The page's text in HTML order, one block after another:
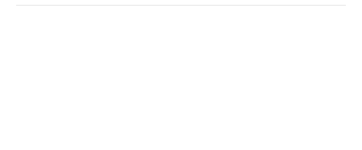
Пшемыслав Франковский
Аркадиуш Милик